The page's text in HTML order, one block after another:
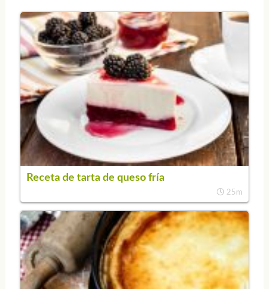
Receta de tarta de queso fría
25m